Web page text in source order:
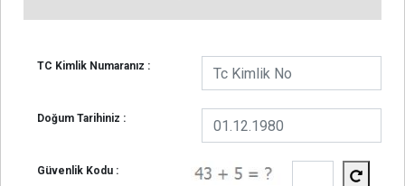
TC Kimlik Numaranız :
Doğum Tarihiniz :
Güvenlik Kodu :